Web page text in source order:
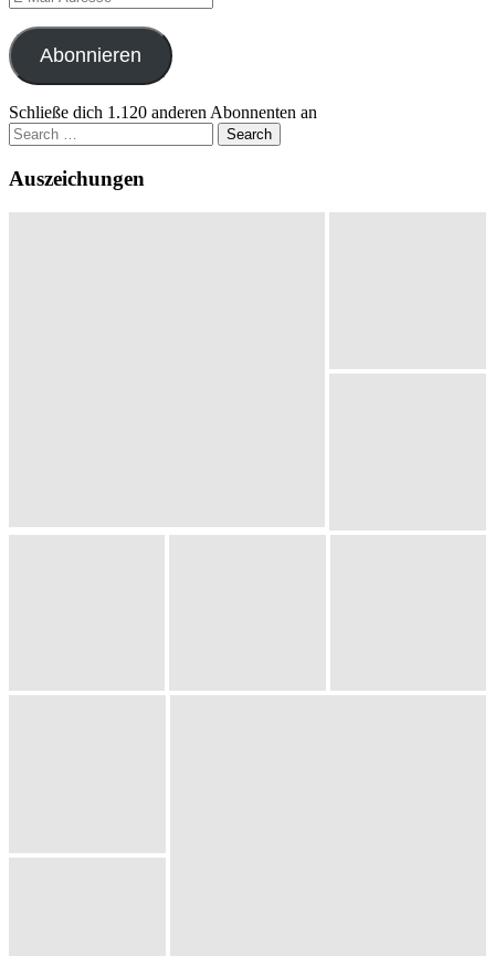
Mail-
Adresse
Abonnieren
Schließe dich 1.120 anderen Abonnenten an
Search
for:
Auszeichungen